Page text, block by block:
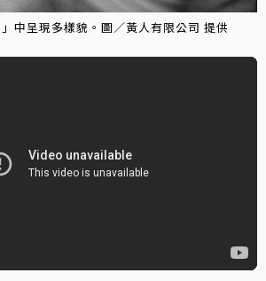
中呈現多樣貌。圖／黃人有限公司 提供